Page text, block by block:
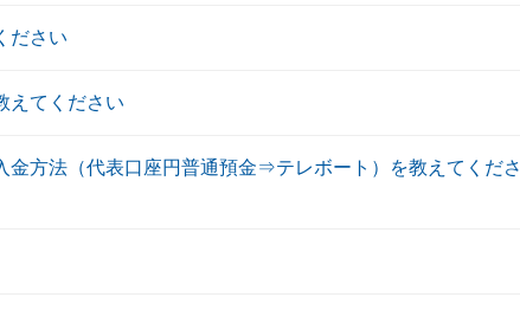
ださい
えてください
金方法（代表口座円普通預金⇒テレボート）を教えてくださ